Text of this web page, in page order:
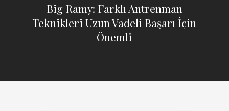
Big Ramy: Farklı Antrenman
Teknikleri Uzun Vadeli Başarı İçin
Önemli